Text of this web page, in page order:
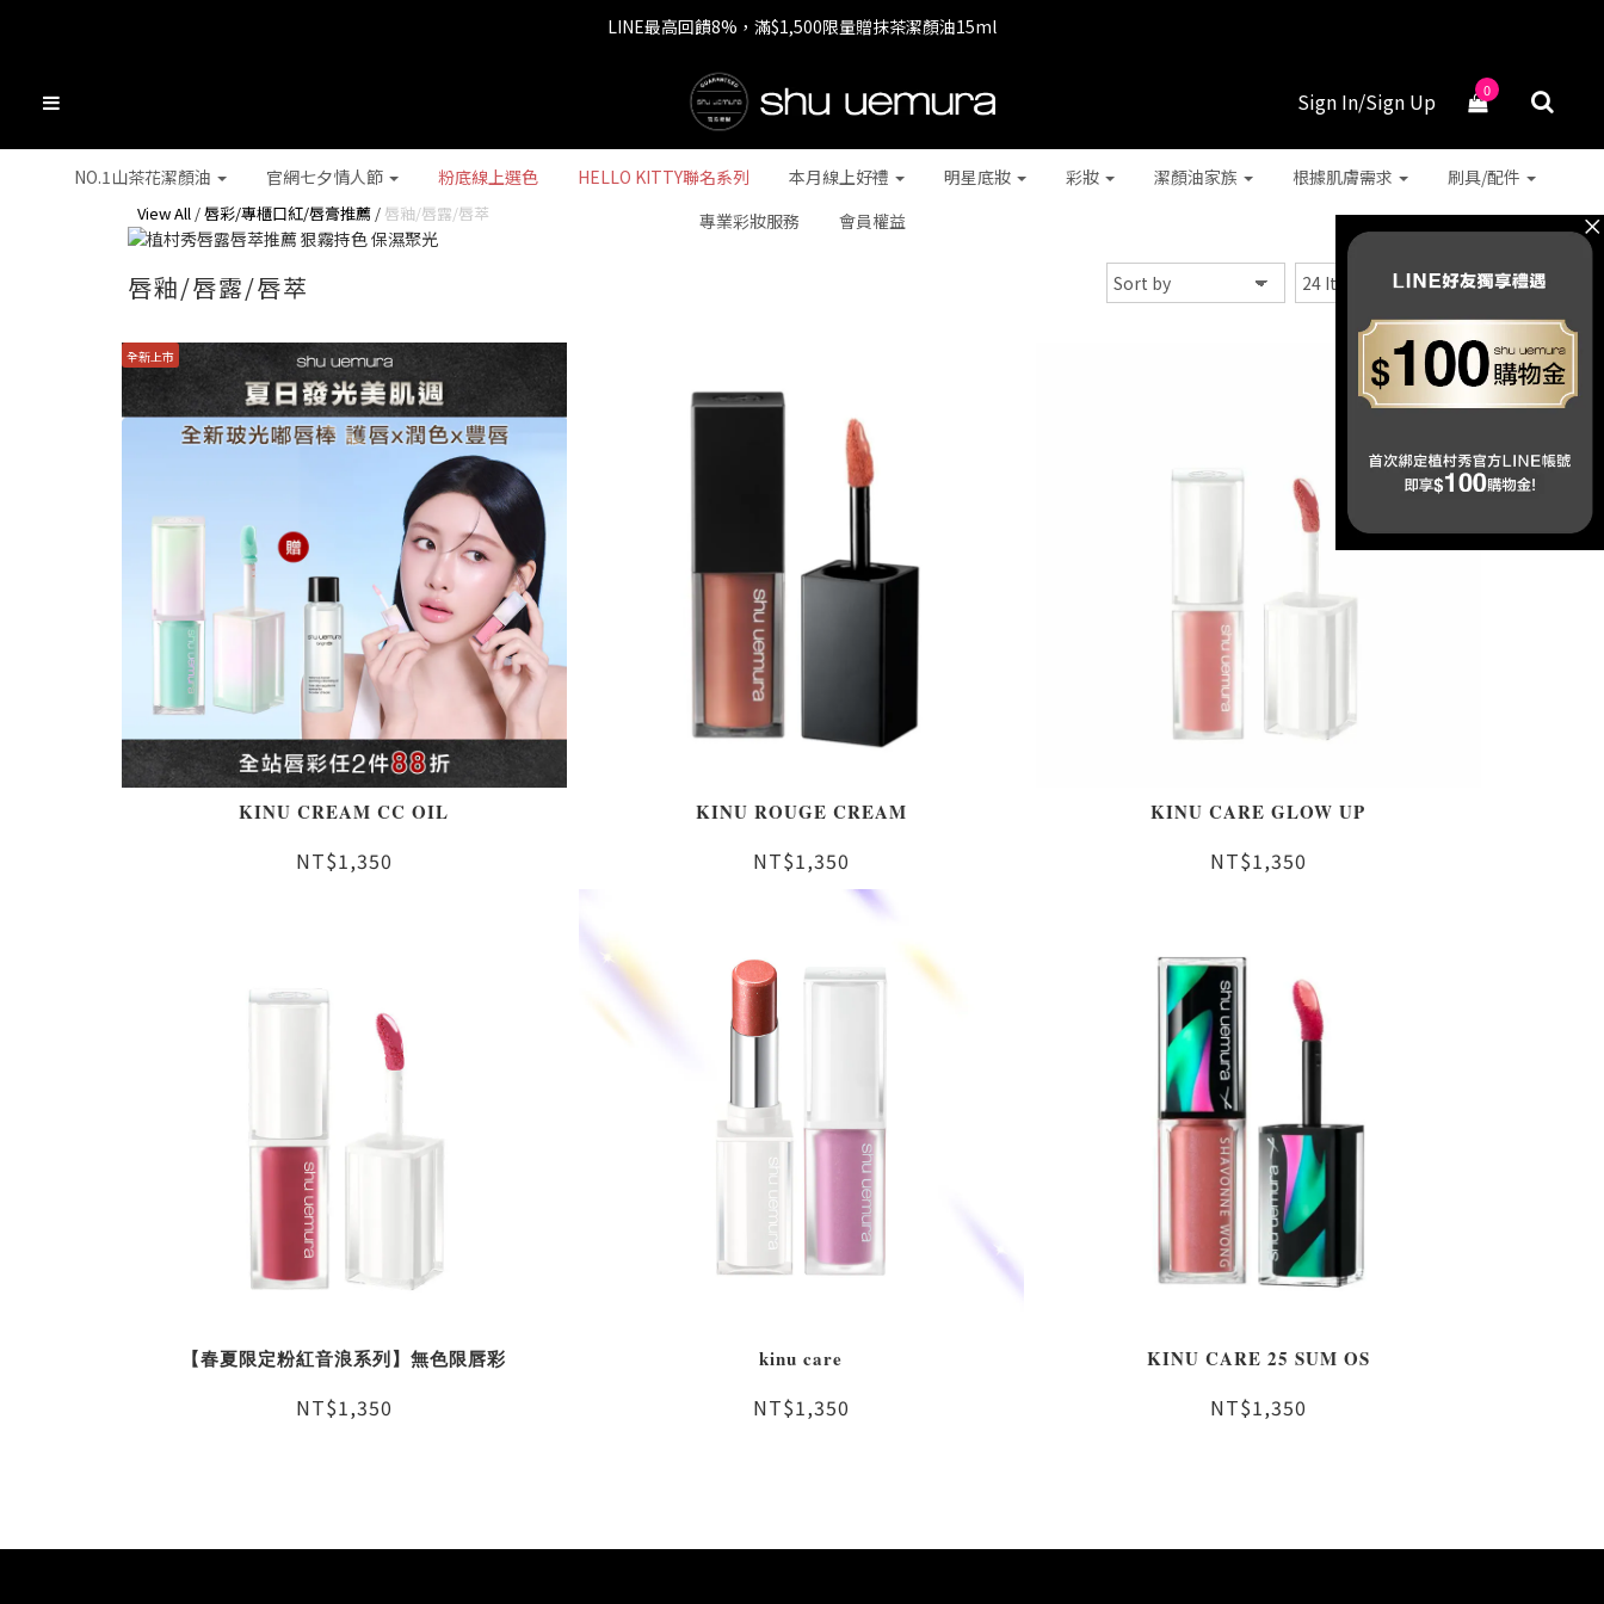
七夕情人節 全站9折，下單享免運+贈$200回購金
LINE最高回饋8%，滿$1,500限量贈抹茶潔顏油15ml
七夕情人節 全站9折，下單享免運+贈$200回購金
Sign In/Sign Up 0
NO.1山茶花潔顏油 官網七夕情人節 粉底線上選色 HELLO KITTY聯名系列 本月線上好禮 明星底妝 彩妝 潔顏油家族 根據肌膚需求
刷具/配件
專業彩妝服務
會員權益
View All /唇彩/專櫃口紅/唇膏推薦 / 唇釉/唇露/唇萃
唇釉/唇露/唇萃
全新上市
KINU CREAM CC OIL
NT$1,350
KINU ROUGE CREAM
NT$1,350
KINU CARE GLOW UP
NT$1,350
【春夏限定粉紅音浪系列】無色限唇彩
NT$1,350
kinu care
NT$1,350
KINU CARE 25 SUM OS
NT$1,350